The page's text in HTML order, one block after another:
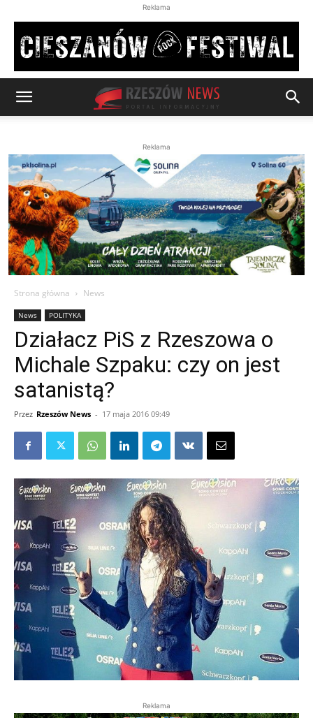
Reklama
Reklama
Strona główna News
News POLITYKA
Działacz PiS z Rzeszowa o
Michale Szpaku: czy on jest
satanistą?
Przez Rzeszów News - 17 maja 2016 09:49
Reklama